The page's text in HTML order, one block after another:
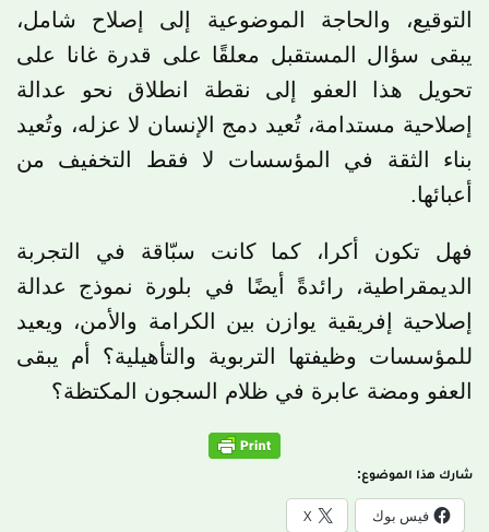
التوقيع، والحاجة الموضوعية إلى إصلاح شامل،
يبقى سؤال المستقبل معلقًا على قدرة غانا على
تحويل هذا العفو إلى نقطة انطلاق نحو عدالة
إصلاحية مستدامة، تُعيد دمج الإنسان لا عزله، وتُعيد
بناء الثقة في المؤسسات لا فقط التخفيف من
أعبائها.
فهل تكون أكرا، كما كانت سبّاقة في التجربة
الديمقراطية، رائدةً أيضًا في بلورة نموذج عدالة
إصلاحية إفريقية يوازن بين الكرامة والأمن، ويعيد
للمؤسسات وظيفتها التربوية والتأهيلية؟ أم يبقى
العفو ومضة عابرة في ظلام السجون المكتظة؟
شارك هذا الموضوع:
فيس بوك X